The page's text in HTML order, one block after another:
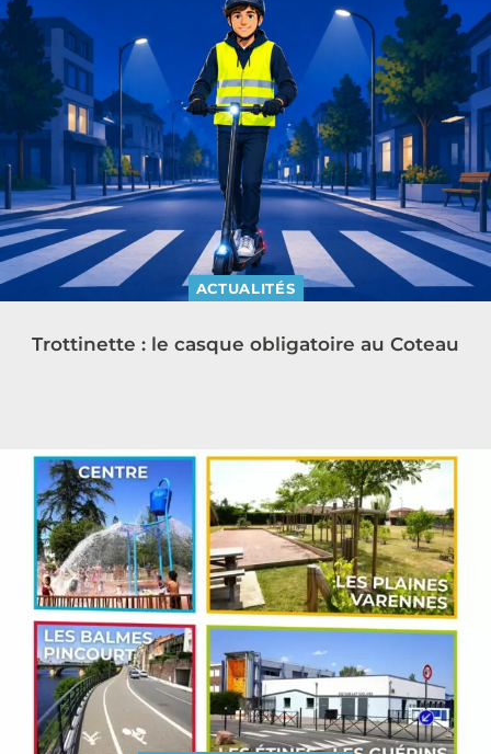
ACTUALITÉS
Trottinette : le casque obligatoire au Coteau